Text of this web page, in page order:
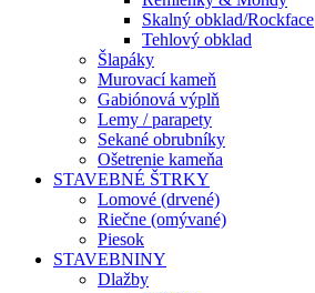
Skalný obklad/Rockface
Tehlový obklad
Šlapáky
Murovací kameň
Gabiónová výplň
Lemy / parapety
Sekané obrubníky
Ošetrenie kameňa
STAVEBNÉ ŠTRKY
Lomové (drvené)
Riečne (omývané)
Piesok
STAVEBNINY
Dlažby